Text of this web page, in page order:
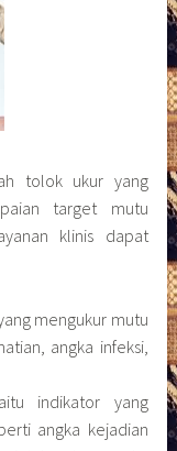
tolok ukur yang
target mutu
klinis dapat
mengukur mutu
angka infeksi,
indikator yang
angka kejadian